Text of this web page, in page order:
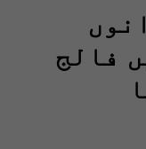
فالج